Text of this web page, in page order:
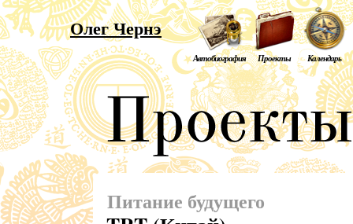
Олег Чернэ
Автобиография Проекты Календарь
Питание будущего